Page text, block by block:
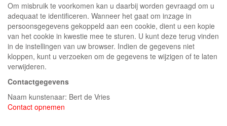
Om misbruik te voorkomen kan u daarbij worden gevraagd om u
adequaat te identificeren. Wanneer het gaat om inzage in
persoonsgegevens gekoppeld aan een cookie, dient u een kopie
van het cookie in kwestie mee te sturen. U kunt deze terug vinden
in de instellingen van uw browser. Indien de gegevens niet
kloppen, kunt u verzoeken om de gegevens te wijzigen of te laten
verwijderen.
Contactgegevens
Naam kunstenaar: Bert de Vries
Contact opnemen